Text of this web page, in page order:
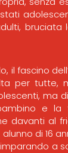
bruciata
il fascino
per tutte,
ma
e la
davanti al
di 16
a